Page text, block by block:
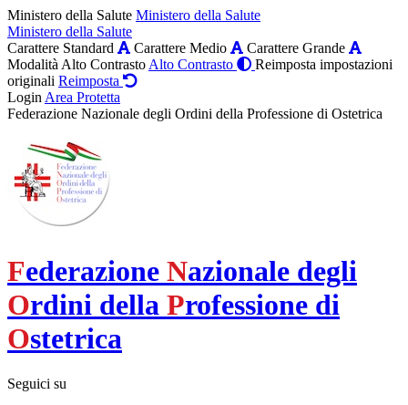
Ministero della Salute Ministero della Salute
Ministero della Salute
Carattere Standard
Carattere Medio
Carattere Grande
Modalità Alto Contrasto Alto Contrasto
Reimposta impostazioni
originali Reimposta
Login Area Protetta
Federazione Nazionale degli Ordini della Professione di Ostetrica
Federazione Nazionale degli
Ordini della Professione di
Ostetrica
Seguici su